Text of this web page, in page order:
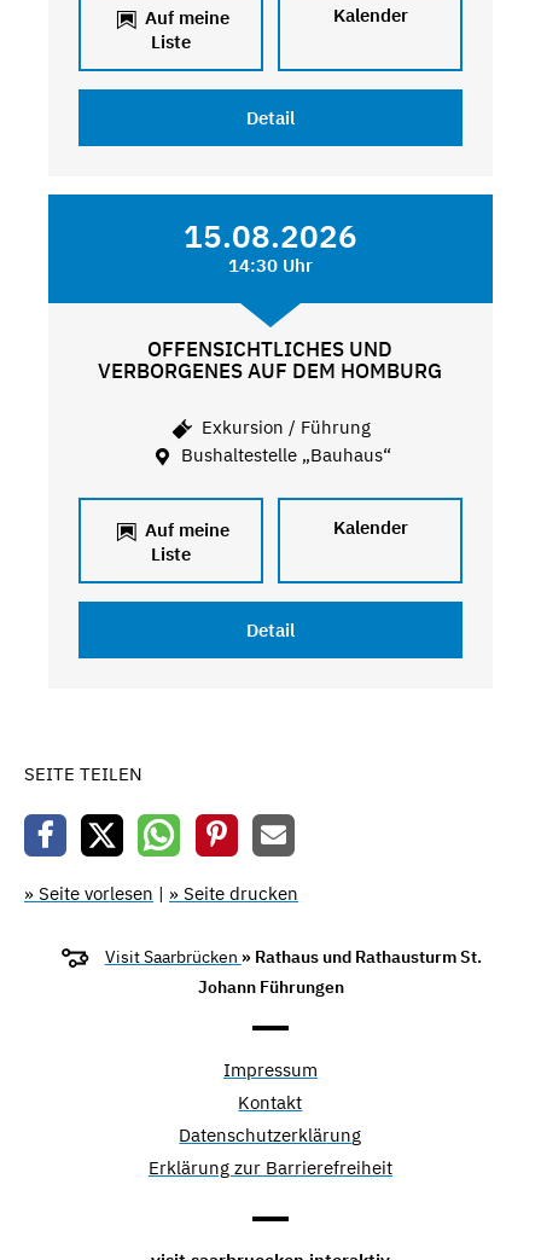
Auf meine
Liste
Kalender
Detail
15.08.2026
14:30 Uhr
OFFENSICHTLICHES UND
VERBORGENES AUF DEM HOMBURG
Exkursion / Führung
Bushaltestelle „Bauhaus“
Auf meine
Liste
Kalender
Detail
SEITE TEILEN
» Seite vorlesen | » Seite drucken
Visit Saarbrücken » Rathaus und Rathausturm St.
Johann Führungen
Impressum
Kontakt
Datenschutzerklärung
Erklärung zur Barrierefreiheit